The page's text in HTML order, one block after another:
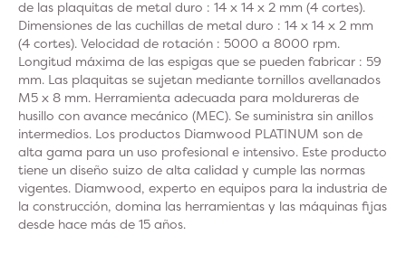
de las plaquitas de metal duro : 14 x 14 x 2 mm (4 cortes).
Dimensiones de las cuchillas de metal duro : 14 x 14 x 2 mm
(4 cortes). Velocidad de rotación : 5000 a 8000 rpm.
Longitud máxima de las espigas que se pueden fabricar : 59
mm. Las plaquitas se sujetan mediante tornillos avellanados
M5 x 8 mm. Herramienta adecuada para moldureras de
husillo con avance mecánico (MEC). Se suministra sin anillos
intermedios. Los productos Diamwood PLATINUM son de
alta gama para un uso profesional e intensivo. Este producto
tiene un diseño suizo de alta calidad y cumple las normas
vigentes. Diamwood, experto en equipos para la industria de
la construcción, domina las herramientas y las máquinas fijas
desde hace más de 15 años.